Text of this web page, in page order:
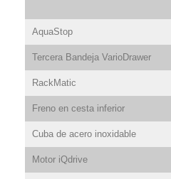
AquaStop
Tercera Bandeja VarioDrawer
RackMatic
Freno en cesta inferior
Cuba de acero inoxidable
Motor iQdrive